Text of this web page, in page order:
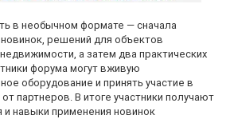
в необычном формате — сначала
решений для объектов
а затем два практических
форума могут вживую
оборудование и принять участие в
партнеров. В итоге участники получают
и навыки применения новинок